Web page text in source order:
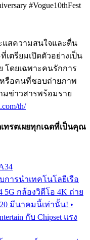
#Vogue10thFest
แสความสนใจและตื่น
เตรียมเปิดตัวอย่างเป็น
โดยเฉพาะคนรักการ
รือคนที่ชอบถ่ายภาพ
ข่าวสารพร้อมราย
th/
ทรตเผยทุกเฉดที่เป็นคุณ
การนำเทคโนโลยีเรือ
5G กล้องวิดีโอ 4K ถ่าย
มีนาคมนี้เท่านั้น! •
กับ Chipset แรง